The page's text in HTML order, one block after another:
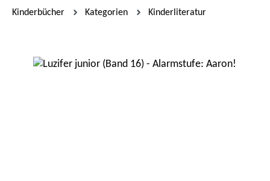
Kinderbücher Kategorien Kinderliteratur
Bildergalerie überspringen